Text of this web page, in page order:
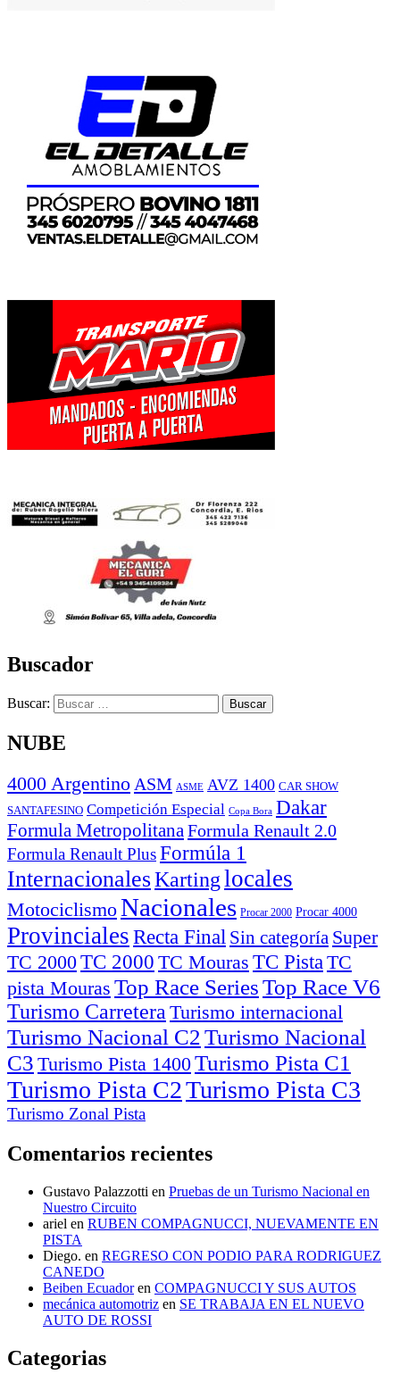
Buscador
Buscar:
NUBE
4000 Argentino ASM ASME AVZ 1400 CAR SHOW
SANTAFESINO Competición Especial Copa Bora Dakar
Formula MetropolitanaFormula Renault 2.0
Formula Renault PlusFormúla 1
InternacionalesKartinglocales
MotociclismoNacionales Procar 2000 Procar 4000
Provinciales Recta Final Sin categoría Super
TC 2000TC 2000 TC Mouras TC Pista TC
pista Mouras Top Race Series
Turismo Carretera Turismo internacional
Turismo Nacional C2Turismo Nacional
C3 Turismo Pista 1400Turismo Pista C1
Turismo Pista C2Turismo Pista C3
Turismo Zonal Pista
Comentarios recientes
Gustavo Palazzotti en Pruebas de un Turismo Nacional en
Nuestro Circuito
ariel en RUBEN COMPAGNUCCI, NUEVAMENTE EN
PISTA
Diego. en REGRESO CON PODIO PARA RODRIGUEZ
CANEDO
Beiben Ecuadoren COMPAGNUCCI Y SUS AUTOS
mecánica automotriz en SE TRABAJA EN EL NUEVO
AUTO DE ROSSI
Categorias